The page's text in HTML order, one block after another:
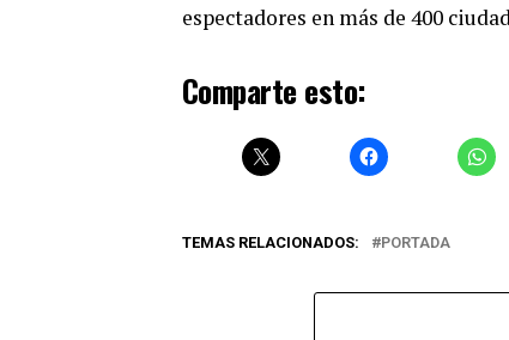
espectadores en más de 400
Comparte esto:
TEMAS RELACIONADOS: PORTADA